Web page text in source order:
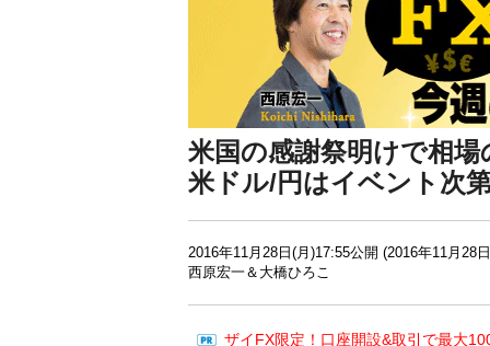
米国の感謝祭明けで相
米ドル/円はイベント次
2016年11月28日(月)17:55公開 (2016年11月28
西原宏一＆大橋ひろこ
ザイFX限定！口座開設&取引で最大